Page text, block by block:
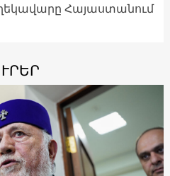
Հայաստանում